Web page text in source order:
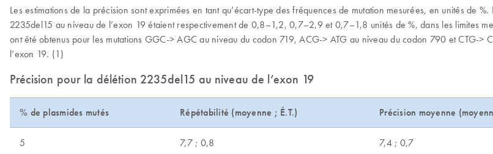
Les estimations de la précision sont exprimées en tant qu’écart-type des fréquences de mutation mesurées, en unités de
2235del15 au niveau de l’exon 19 étaient respectivement de 0,8–1,2, 0,7–2,9 et 0,7–1,8 unités de %, dans les limites
ont été obtenus pour les mutations GGC-> AGC au niveau du codon 719, ACG-> ATG au niveau du codon 790 et CTG-
l’exon 19. (1)
Précision pour la délétion 2235del15 au niveau de l’exon 19
% de plasmides mutés Répétabilité (moyenne ; É.T.) Précision moyenne
5 7,7 ; 0,8 7,4 ; 0,7